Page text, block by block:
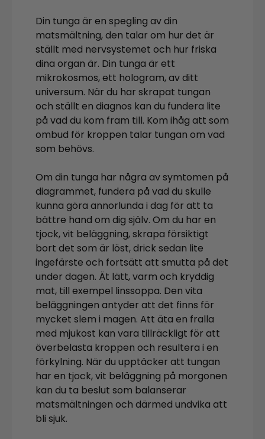
Din tunga är en spegling av din
matsmältning, den talar om hur det är
ställt med nervsystemet och hur friska
dina organ är. Din tunga är ett
mikrokosmos, ett hologram, av ditt
universum. När du har skrapat tungan
och ställt en diagnos kan du fundera lite
på vad du kom fram till. Kom ihåg att som
ombud för kroppen talar tungan om vad
som behövs.
Om din tunga har några av symtomen på
diagrammet, fundera på vad du skulle
kunna göra annorlunda i dag för att ta
bättre hand om dig själv. Om du har en
tjock, vit beläggning, skrapa försiktigt
bort det som är löst, drick sedan lite
ingefärste och fortsätt att smutta på det
under dagen. Ät lätt, varm och kryddig
mat, till exempel linssoppa. Den vita
beläggningen antyder att det finns för
mycket slem i magen. Att äta en fralla
med mjukost kan vara tillräckligt för att
överbelasta kroppen och resultera i en
förkylning. När du upptäcker att tungan
har en tjock, vit beläggning på morgonen
kan du ta beslut som balanserar
matsmältningen och därmed undvika att
bli sjuk.